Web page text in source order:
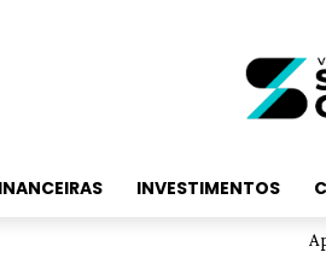
INVESTIMENTOS